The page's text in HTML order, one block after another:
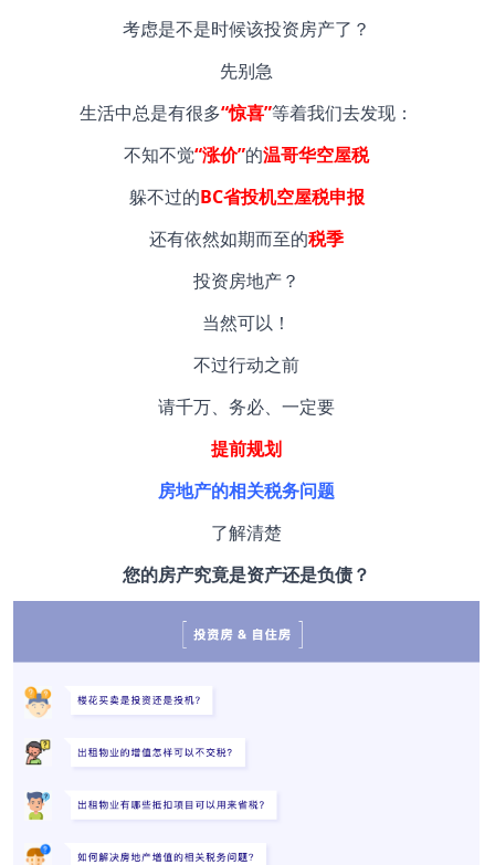
考虑是不是时候该投资房产了？
先别急
生活中总是有很多“惊喜”等着我们去发现：
不知不觉“涨价”的温哥华空屋税
躲不过的BC省投机空屋税申报
还有依然如期而至的税季
投资房地产？
当然可以！
不过行动之前
请千万、务必、一定要
提前规划
房地产的相关税务问题
了解清楚
您的房产究竟是资产还是负债？